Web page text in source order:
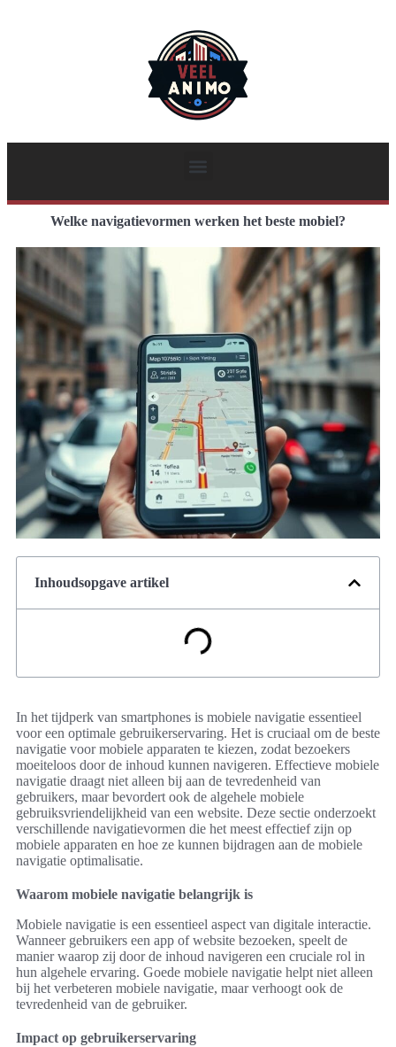
Welke navigatievormen werken het beste mobiel?
Inhoudsopgave artikel
In het tijdperk van smartphones is mobiele navigatie essentieel
voor een optimale gebruikerservaring. Het is cruciaal om de beste
navigatie voor mobiele apparaten te kiezen, zodat bezoekers
moeiteloos door de inhoud kunnen navigeren. Effectieve mobiele
navigatie draagt niet alleen bij aan de tevredenheid van
gebruikers, maar bevordert ook de algehele mobiele
gebruiksvriendelijkheid van een website. Deze sectie onderzoekt
verschillende navigatievormen die het meest effectief zijn op
mobiele apparaten en hoe ze kunnen bijdragen aan de mobiele
navigatie optimalisatie.
Waarom mobiele navigatie belangrijk is
Mobiele navigatie is een essentieel aspect van digitale interactie.
Wanneer gebruikers een app of website bezoeken, speelt de
manier waarop zij door de inhoud navigeren een cruciale rol in
hun algehele ervaring. Goede mobiele navigatie helpt niet alleen
bij het verbeteren mobiele navigatie, maar verhoogt ook de
tevredenheid van de gebruiker.
Impact op gebruikerservaring